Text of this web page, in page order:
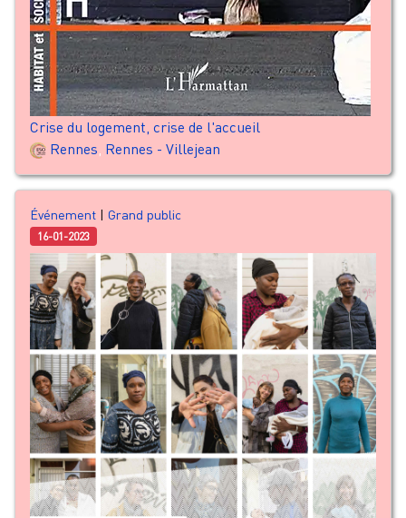
Crise du logement, crise de l'accueil
Rennes Rennes - Villejean
Événement | Grand public
16-01-2023